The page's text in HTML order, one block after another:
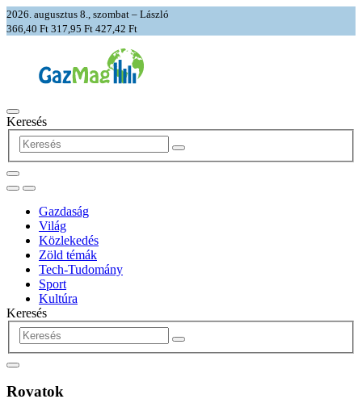
2026. augusztus 8., szombat – László
366,40 Ft 317,95 Ft 427,42 Ft
Keresés
Gazdaság
Világ
Közlekedés
Zöld témák
Tech-Tudomány
Sport
Kultúra
Keresés
Rovatok